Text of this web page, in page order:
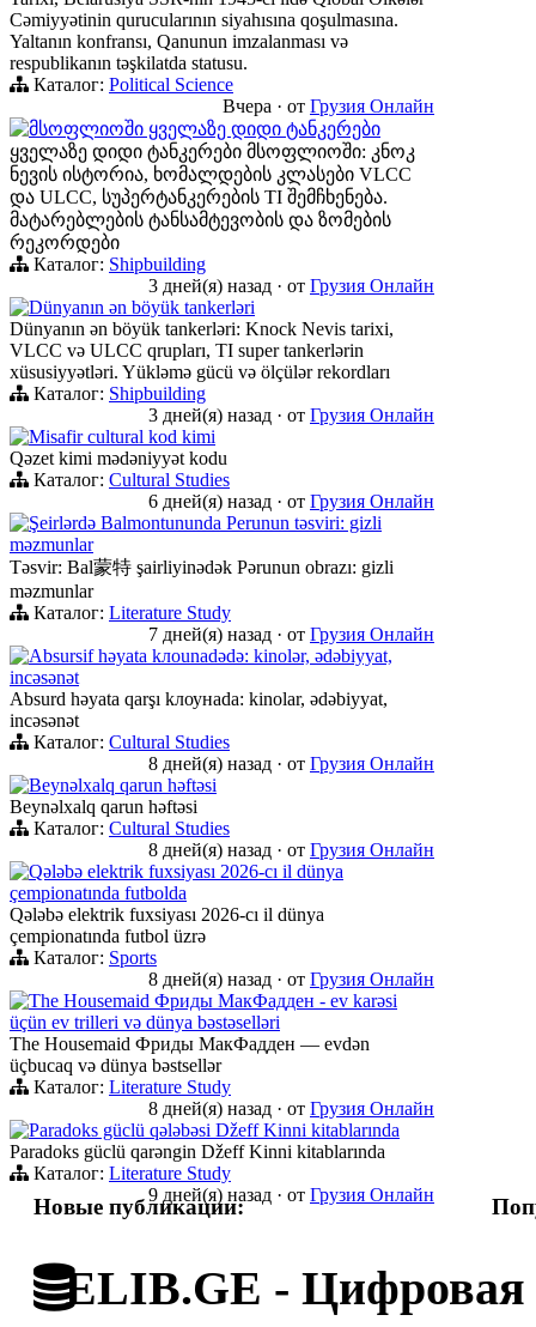
Cəmiyyətinin qurucularının siyahısına qoşulmasına.
Yaltanın konfransı, Qanunun imzalanması və
respublikanın təşkilatda statusu.
Каталог: Political Science
Вчера · от Грузия Онлайн
მსოფლიოში ყველაზე დიდი ტანკერები
ყველაზე დიდი ტანკერები მსოფლიოში: კნოკ
ნევის ისტორია, ხომალდების კლასები VLCC
და ULCC, სუპერტანკერების TI შემჩხენება.
მატარებლების ტანსამტევობის და ზომების
რეკორდები
Каталог: Shipbuilding
3 дней(я) назад · от Грузия Онлайн
Dünyanın ən böyük tankerləri
Dünyanın ən böyük tankerləri: Knock Nevis tarixi,
VLCC və ULCC qrupları, TI super tankerlərin
xüsusiyyətləri. Yükləmə gücü və ölçülər rekordları
Каталог: Shipbuilding
3 дней(я) назад · от Грузия Онлайн
Misafir cultural kod kimi
Qəzet kimi mədəniyyət kodu
Каталог: Cultural Studies
6 дней(я) назад · от Грузия Онлайн
Şeirlərdə Balmontununda Perunun təsviri: gizli
məzmunlar
Təsvir: Bal蒙特 şairliyinədək Pərunun obrazı: gizli
məzmunlar
Каталог: Literature Study
7 дней(я) назад · от Грузия Онлайн
Absursif həyata kлоunadədə: kinolər, ədəbiyyat,
incəsənət
Absurd həyata qarşı kлоунadа: kinolar, ədəbiyyat,
incəsənət
Каталог: Cultural Studies
8 дней(я) назад · от Грузия Онлайн
Beynəlxalq qarun həftəsi
Beynəlxalq qarun həftəsi
Каталог: Cultural Studies
8 дней(я) назад · от Грузия Онлайн
Qələbə elektrik fuxsiyası 2026-cı il dünya
çempionatında futbolda
Qələbə elektrik fuxsiyası 2026-cı il dünya
çempionatında futbol üzrə
Каталог: Sports
8 дней(я) назад · от Грузия Онлайн
The Housemaid Фриды МакФадден - ev karəsi
üçün ev trilleri və dünya bəstəselləri
The Housemaid Фриды МакФадден — evdən
üçbucaq və dünya bəstsellər
Каталог: Literature Study
8 дней(я) назад · от Грузия Онлайн
Paradoks güclü qələbəsi Džeff Kinni kitablarında
Paradoks güclü qarəngin Džeff Kinni kitablarında
Каталог: Literature Study
9 дней(я) назад · от Грузия Онлайн
Новые публикации:
ELIB.GE - Цифровая